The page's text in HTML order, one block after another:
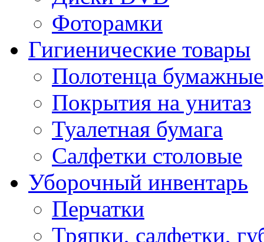
Фоторамки
Гигиенические товары
Полотенца бумажные
Покрытия на унитаз
Туалетная бумага
Салфетки столовые
Уборочный инвентарь
Перчатки
Тряпки, салфетки,